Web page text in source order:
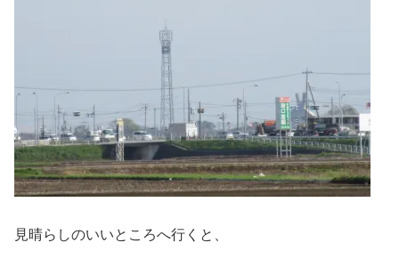
見晴らしのいいところへ行くと、